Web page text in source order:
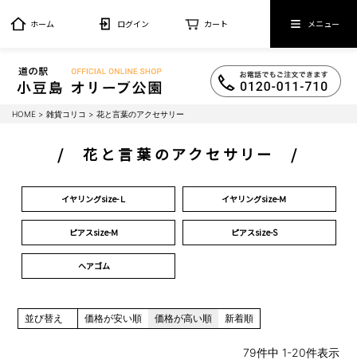
ホーム ログイン カート メニュー
HOME 雑貨コリコ 花と言葉のアクセサリー
花と言葉のアクセサリー
イヤリングsize-Ｌ イヤリングsize-Ｍ
ピアスsize-Ｍ ピアスsize-S
ヘアゴム
並び替え 価格が安い順 価格が高い順 新着順
79件中 1-20件表示